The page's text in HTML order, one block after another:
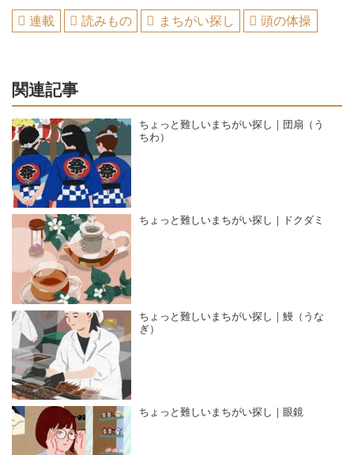
連載 読みもの まちがい探し 頭の体操
関連記事
ちょっと難しいまちがい探し｜団扇（う
ちわ）
ちょっと難しいまちがい探し｜ドクダミ
ちょっと難しいまちがい探し｜鰻（うな
ぎ）
ちょっと難しいまちがい探し｜眼鏡